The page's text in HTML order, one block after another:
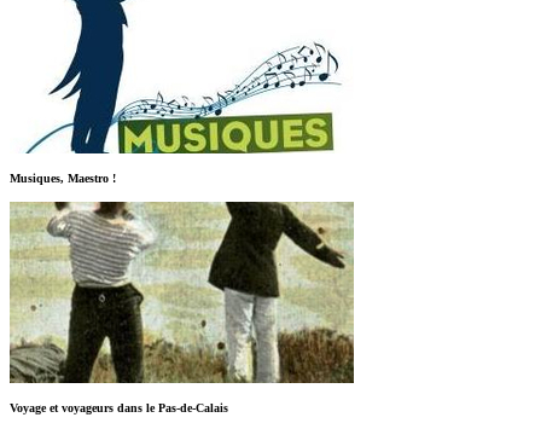
Musiques, Maestro !
Voyage et voyageurs dans le Pas-de-Calais